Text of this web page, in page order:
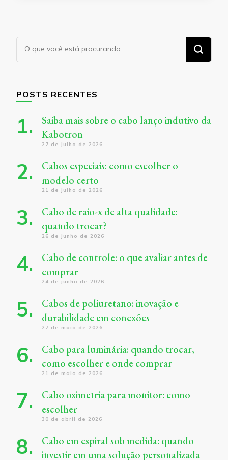
Procurando
algo?
POSTS RECENTES
Saiba mais sobre o cabo lanço indutivo da
Kabotron
27 de julho de 2026
Cabos especiais: como escolher o
modelo certo
21 de julho de 2026
Cabo de raio-x de alta qualidade:
quando trocar?
26 de junho de 2026
Cabo de controle: o que avaliar antes de
comprar
24 de junho de 2026
Cabos de poliuretano: inovação e
durabilidade em conexões
27 de maio de 2026
Cabo para luminária: quando trocar,
como escolher e onde comprar
21 de maio de 2026
Cabo oximetria para monitor: como
escolher
30 de abril de 2026
Cabo em espiral sob medida: quando
investir em uma solução personalizada